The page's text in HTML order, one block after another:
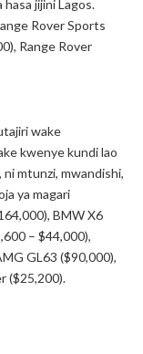
jijini Lagos.
Rover Sports
Range Rover
wake
kwenye kundi lao
mtunzi, mwandishi,
ya magari
BMW X6
– $44,000),
GL63 ($90,000),
($25,200).